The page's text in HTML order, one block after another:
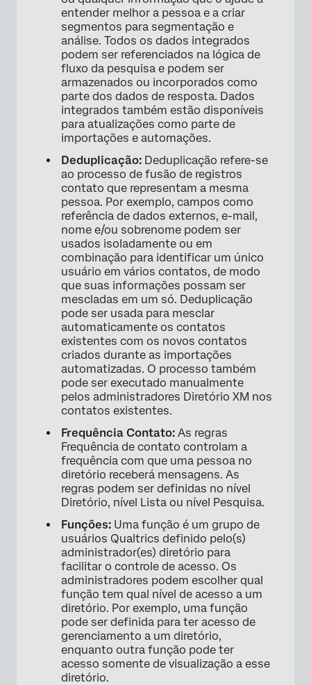
entender melhor a pessoa e a criar
segmentos para segmentação e
análise. Todos os dados integrados
podem ser referenciados na lógica de
fluxo da pesquisa e podem ser
armazenados ou incorporados como
parte dos dados de resposta. Dados
integrados também estão disponíveis
para atualizações como parte de
importações e automações.
Deduplicação: Deduplicação refere-se
ao processo de fusão de registros
contato que representam a mesma
pessoa. Por exemplo, campos como
referência de dados externos, e-mail,
nome e/ou sobrenome podem ser
usados isoladamente ou em
combinação para identificar um único
usuário em vários contatos, de modo
que suas informações possam ser
mescladas em um só. Deduplicação
pode ser usada para mesclar
automaticamente os contatos
existentes com os novos contatos
criados durante as importações
automatizadas. O processo também
pode ser executado manualmente
pelos administradores Diretório XM nos
contatos existentes.
Frequência Contato: As regras
Frequência de contato controlam a
frequência com que uma pessoa no
diretório receberá mensagens. As
regras podem ser definidas no nível
Diretório, nível Lista ou nível Pesquisa.
Funções: Uma função é um grupo de
usuários Qualtrics definido pelo(s)
administrador(es) diretório para
facilitar o controle de acesso. Os
administradores podem escolher qual
função tem qual nível de acesso a um
diretório. Por exemplo, uma função
pode ser definida para ter acesso de
gerenciamento a um diretório,
enquanto outra função pode ter
acesso somente de visualização a esse
diretório.